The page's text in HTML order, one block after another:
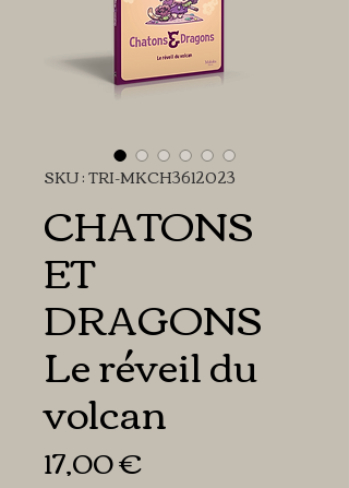
SKU : TRI-MKCH3612023
CHATONS
ET
DRAGONS
Le réveil du
volcan
17,00 €Prix